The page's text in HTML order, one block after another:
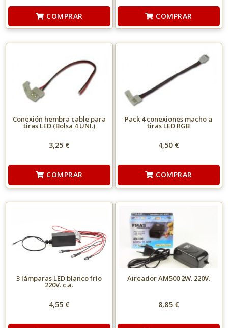
COMPRAR COMPRAR
Conexión hembra cable para
tiras LED (Bolsa 4 UNI.)
3,25 €
COMPRAR
Pack 4 conexiones macho a
tiras LED RGB
4,50 €
COMPRAR
3 lámparas LED blanco frío
220V. c.a.
4,55 €
Aireador AM500 2W. 220V.
8,85 €